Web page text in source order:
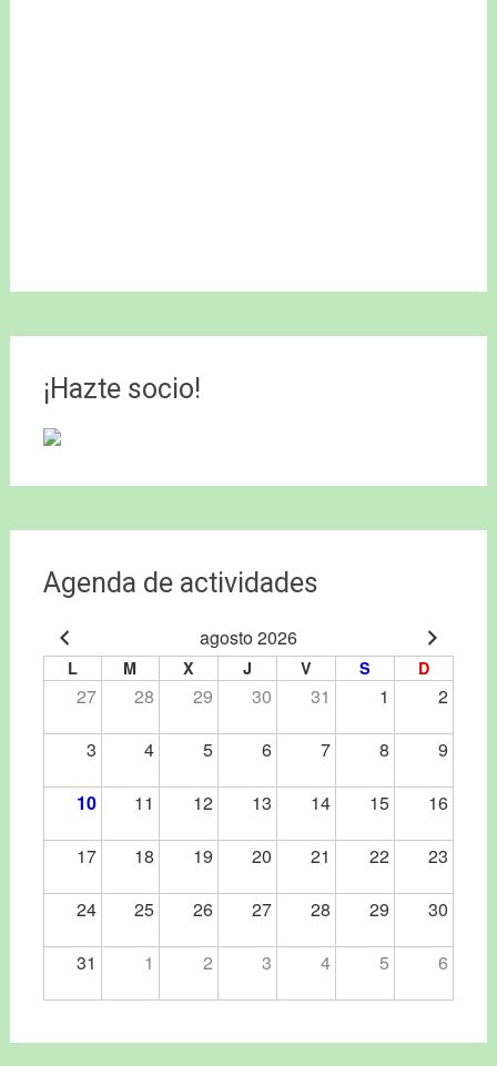
¡Hazte socio!
Agenda de actividades
agosto 2026
L M X J V S D
27 28 29 30 31 1 2
3 4 5 6 7 8 9
10 11 12 13 14 15 16
17 18 19 20 21 22 23
24 25 26 27 28 29 30
31 1 2 3 4 5 6